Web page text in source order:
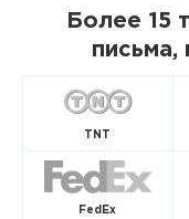
Более 15
письма,
TNT
FedEx